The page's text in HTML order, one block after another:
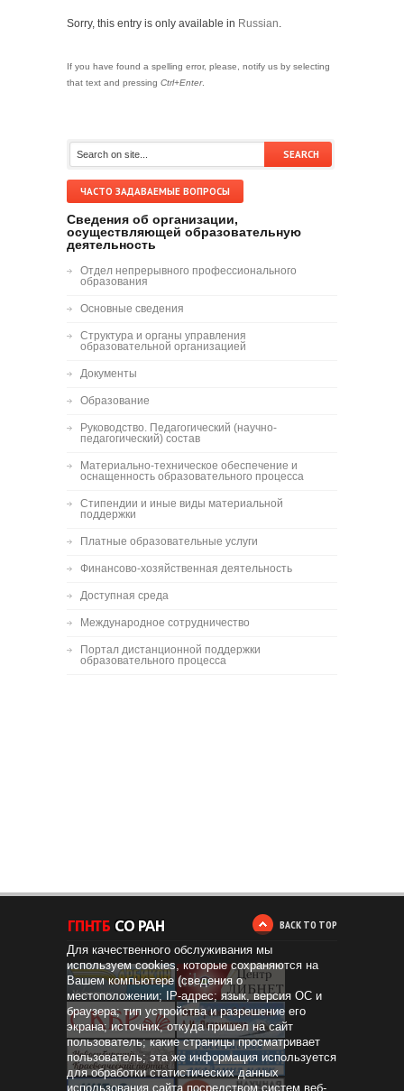
Sorry, this entry is only available in Russian.
If you have found a spelling error, please, notify us by selecting
that text and pressing Ctrl+Enter.
ЧАСТО ЗАДАВАЕМЫЕ ВОПРОСЫ
Сведения об организации,
осуществляющей образовательную
деятельность
Отдел непрерывного профессионального
образования
Основные сведения
Структура и органы управления
образовательной организацией
Документы
Образование
Руководство. Педагогический (научно-
педагогический) состав
Материально-техническое обеспечение и
оснащенность образовательного процесса
Стипендии и иные виды материальной
поддержки
Платные образовательные услуги
Финансово-хозяйственная деятельность
Доступная среда
Международное сотрудничество
Портал дистанционной поддержки
образовательного процесса
BACK TO TOP
Для качественного обслуживания мы
используем cookies, которые сохраняются на
Вашем компьютере (сведения о
местоположении; IP-адрес; язык, версия ОС и
браузера; тип устройства и разрешение его
экрана; источник, откуда пришел на сайт
пользователь; какие страницы просматривает
пользователь; эта же информация используется
для обработки статистических данных
использования сайта посредством систем веб-